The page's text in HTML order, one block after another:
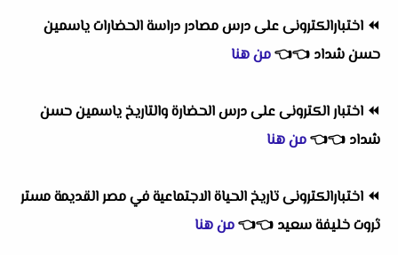
⏪ اختبارالكترونى على درس مصادر دراسة الحضارات ياسمين
حسن شداد 👈
👈من هنا
⏪ اختبار الكترونى على درس الحضارة والتاريخ ياسمين حسن
شداد 👈
👈من هنا
⏪ اختبارالكترونى تاريخ الحياة الاجتماعية في مصر القديمة مستر
ثروت خليفة سعيد 👈
👈من هنا